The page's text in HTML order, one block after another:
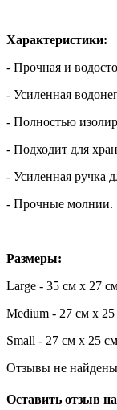
Характеристики:
- Прочная и
- Усиленная
- Полностью
- Подходит для
- Усиленная ручка
- Прочные молнии.
Размеры:
Large - 35 см x 27
Medium - 27 см x
Small - 27 см x 25
Отзывы не найдены
Оставить отзыв